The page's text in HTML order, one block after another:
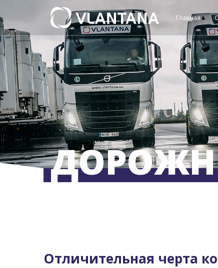
Главная
Отличительная черта